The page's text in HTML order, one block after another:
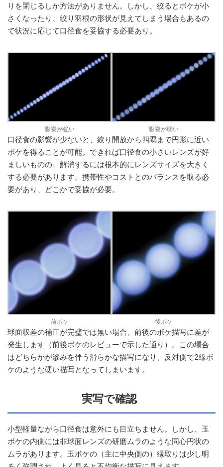
りを閉じるしか方法がありません。しかし、絞るとボケが小
さくなったり、絞り羽根の形状が見えてしまう場合もあるの
で状況に応じて口径食を妥協する必要あり。
影響が強い 影響が弱い
口径食の影響が少ないと、絞り開放から四隅まで円形に近い
ボケを得ることが可能。できれば口径食の小さいレンズが好
ましいものの、解消するには根本的にレンズサイズを大きく
する必要があります。携帯性やコストとのバランスを取る必
要があり、どこかで妥協が必要。
前ボケ 後ボケ
球面収差の補正が完璧では無い場合、前後のボケ描写に差が
発生します（前後ボケのレビューで示した通り）。この場合
はどちらかが滲みを伴う滑らかな描写になり、反対側で2線ボ
ケのような硬い描写となってしまいます。
実写で確認
小型軽量ながら口径食は意外にも目立ちません。しかし、玉
ボケの内側には非球面レンズの研磨ムラのような同心円状の
ムラがあります。玉ボケの（主に中央側の）縁取りは少し明